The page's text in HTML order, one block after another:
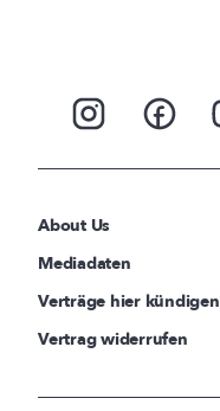
About Us
Mediadaten
Verträge hier kündigen
Vertrag widerrufen